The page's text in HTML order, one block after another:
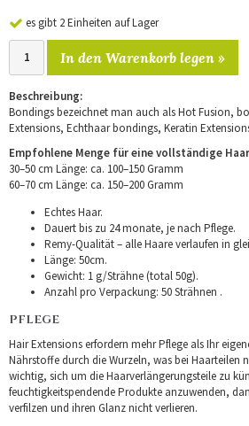
es gibt 2 Einheiten auf Lager
In den Warenkorb legen »
Beschreibung:
Bondings bezeichnet man auch als Hot Fusion,
Extensions, Echthaar bondings, Keratin
Empfohlene Menge für eine vollständige
30–50 cm Länge: ca. 100–150 Gramm
60–70 cm Länge: ca. 150–200 Gramm
Echtes Haar.
Dauert bis zu 24 monate, je nach Pflege.
Remy-Qualität – alle Haare verlaufen in
Länge: 50cm.
Gewicht: 1 g/Strähne (total 50g).
Anzahl pro Verpackung: 50 Strähnen .
PFLEGE
Hair Extensions erfordern mehr Pflege als Ihr
Nährstoffe durch die Wurzeln, was bei Haarteilen
wichtig, sich um die Haarverlängerungsteile zu
feuchtigkeitspendende Produkte anzuwenden,
verfilzen und ihren Glanz nicht verlieren.